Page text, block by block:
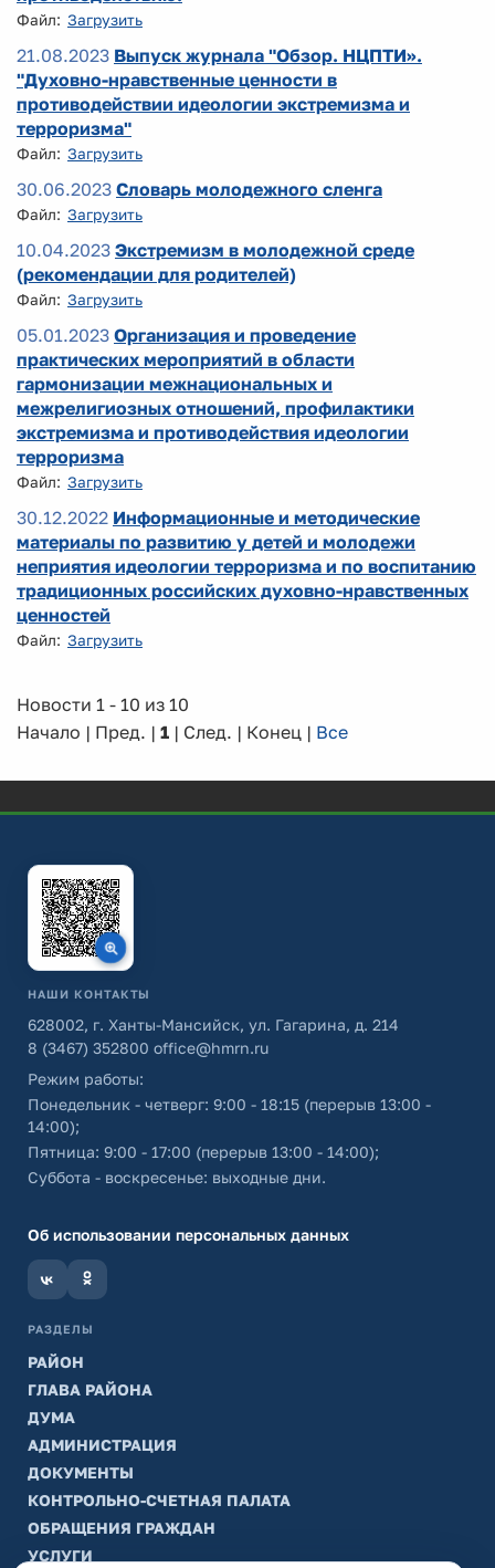
Файл: Загрузить
21.08.2023 Выпуск журнала "Обзор. НЦПТИ».
"Духовно-нравственные ценности в
противодействии идеологии экстремизма и
терроризма"
Файл: Загрузить
30.06.2023 Словарь молодежного сленга
Файл: Загрузить
10.04.2023 Экстремизм в молодежной среде
(рекомендации для родителей)
Файл: Загрузить
05.01.2023 Организация и проведение
практических мероприятий в области
гармонизации межнациональных и
межрелигиозных отношений, профилактики
экстремизма и противодействия идеологии
терроризма
Файл: Загрузить
30.12.2022 Информационные и методические
материалы по развитию у детей и молодежи
неприятия идеологии терроризма и по воспитанию
традиционных российских духовно-нравственных
ценностей
Файл: Загрузить
Новости 1 - 10 из 10
Начало | Пред. | 1 | След. | Конец | Все
НАШИ КОНТАКТЫ
628002, г. Ханты-Мансийск, ул. Гагарина, д. 214
8 (3467) 352800 office@hmrn.ru
Режим работы:
Понедельник - четверг: 9:00 - 18:15 (перерыв 13:00 -
14:00);
Пятница: 9:00 - 17:00 (перерыв 13:00 - 14:00);
Суббота - воскресенье: выходные дни.
Об использовании персональных данных
РАЗДЕЛЫ
РАЙОН
ГЛАВА РАЙОНА
ДУМА
АДМИНИСТРАЦИЯ
ДОКУМЕНТЫ
КОНТРОЛЬНО-СЧЕТНАЯ ПАЛАТА
ОБРАЩЕНИЯ ГРАЖДАН
УСЛУГИ